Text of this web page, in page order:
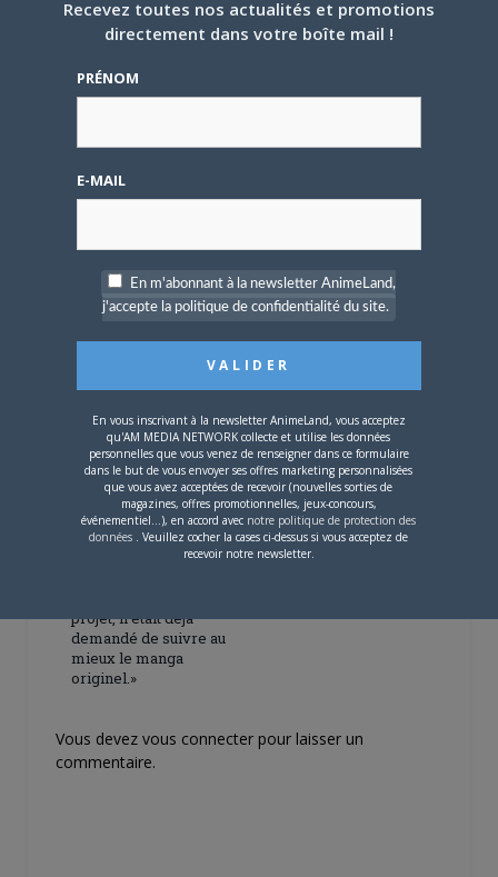
5 AOÛT 2026
L’AnimeLand Hors-Série
4 AOÛT 2026 0
Une nouvelle série TV
Digimon en préparation
4 JUILLET 2026 0
projet, il était déjà
demandé de suivre au
mieux le manga
originel.»
Vous devez vous connecter pour laisser un
commentaire.
Recevez toutes nos actualités et promotions
directement dans votre boîte mail !
PRÉNOM
E-MAIL
En m'abonnant à la newsletter AnimeLand,
j'accepte la politique de confidentialité du site.
En vous inscrivant à la newsletter AnimeLand, vous acceptez
qu'AM MEDIA NETWORK collecte et utilise les données
personnelles que vous venez de renseigner dans ce formulaire
dans le but de vous envoyer ses offres marketing personnalisées
que vous avez acceptées de recevoir (nouvelles sorties de
magazines, offres promotionnelles, jeux-concours,
événementiel...), en accord avec notre politique de protection des
données . Veuillez cocher la cases ci-dessus si vous acceptez de
recevoir notre newsletter.